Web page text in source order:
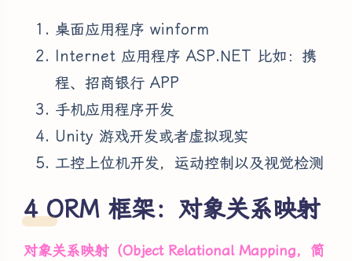
桌面应用程序 winform
Internet 应用程序 ASP.NET 比如：携
程、招商银行 APP
手机应用程序开发
Unity 游戏开发或者虚拟现实
工控上位机开发，运动控制以及视觉检测
ORM 框架：对象关系映射
对象关系映射（Object Relational Mapping，简